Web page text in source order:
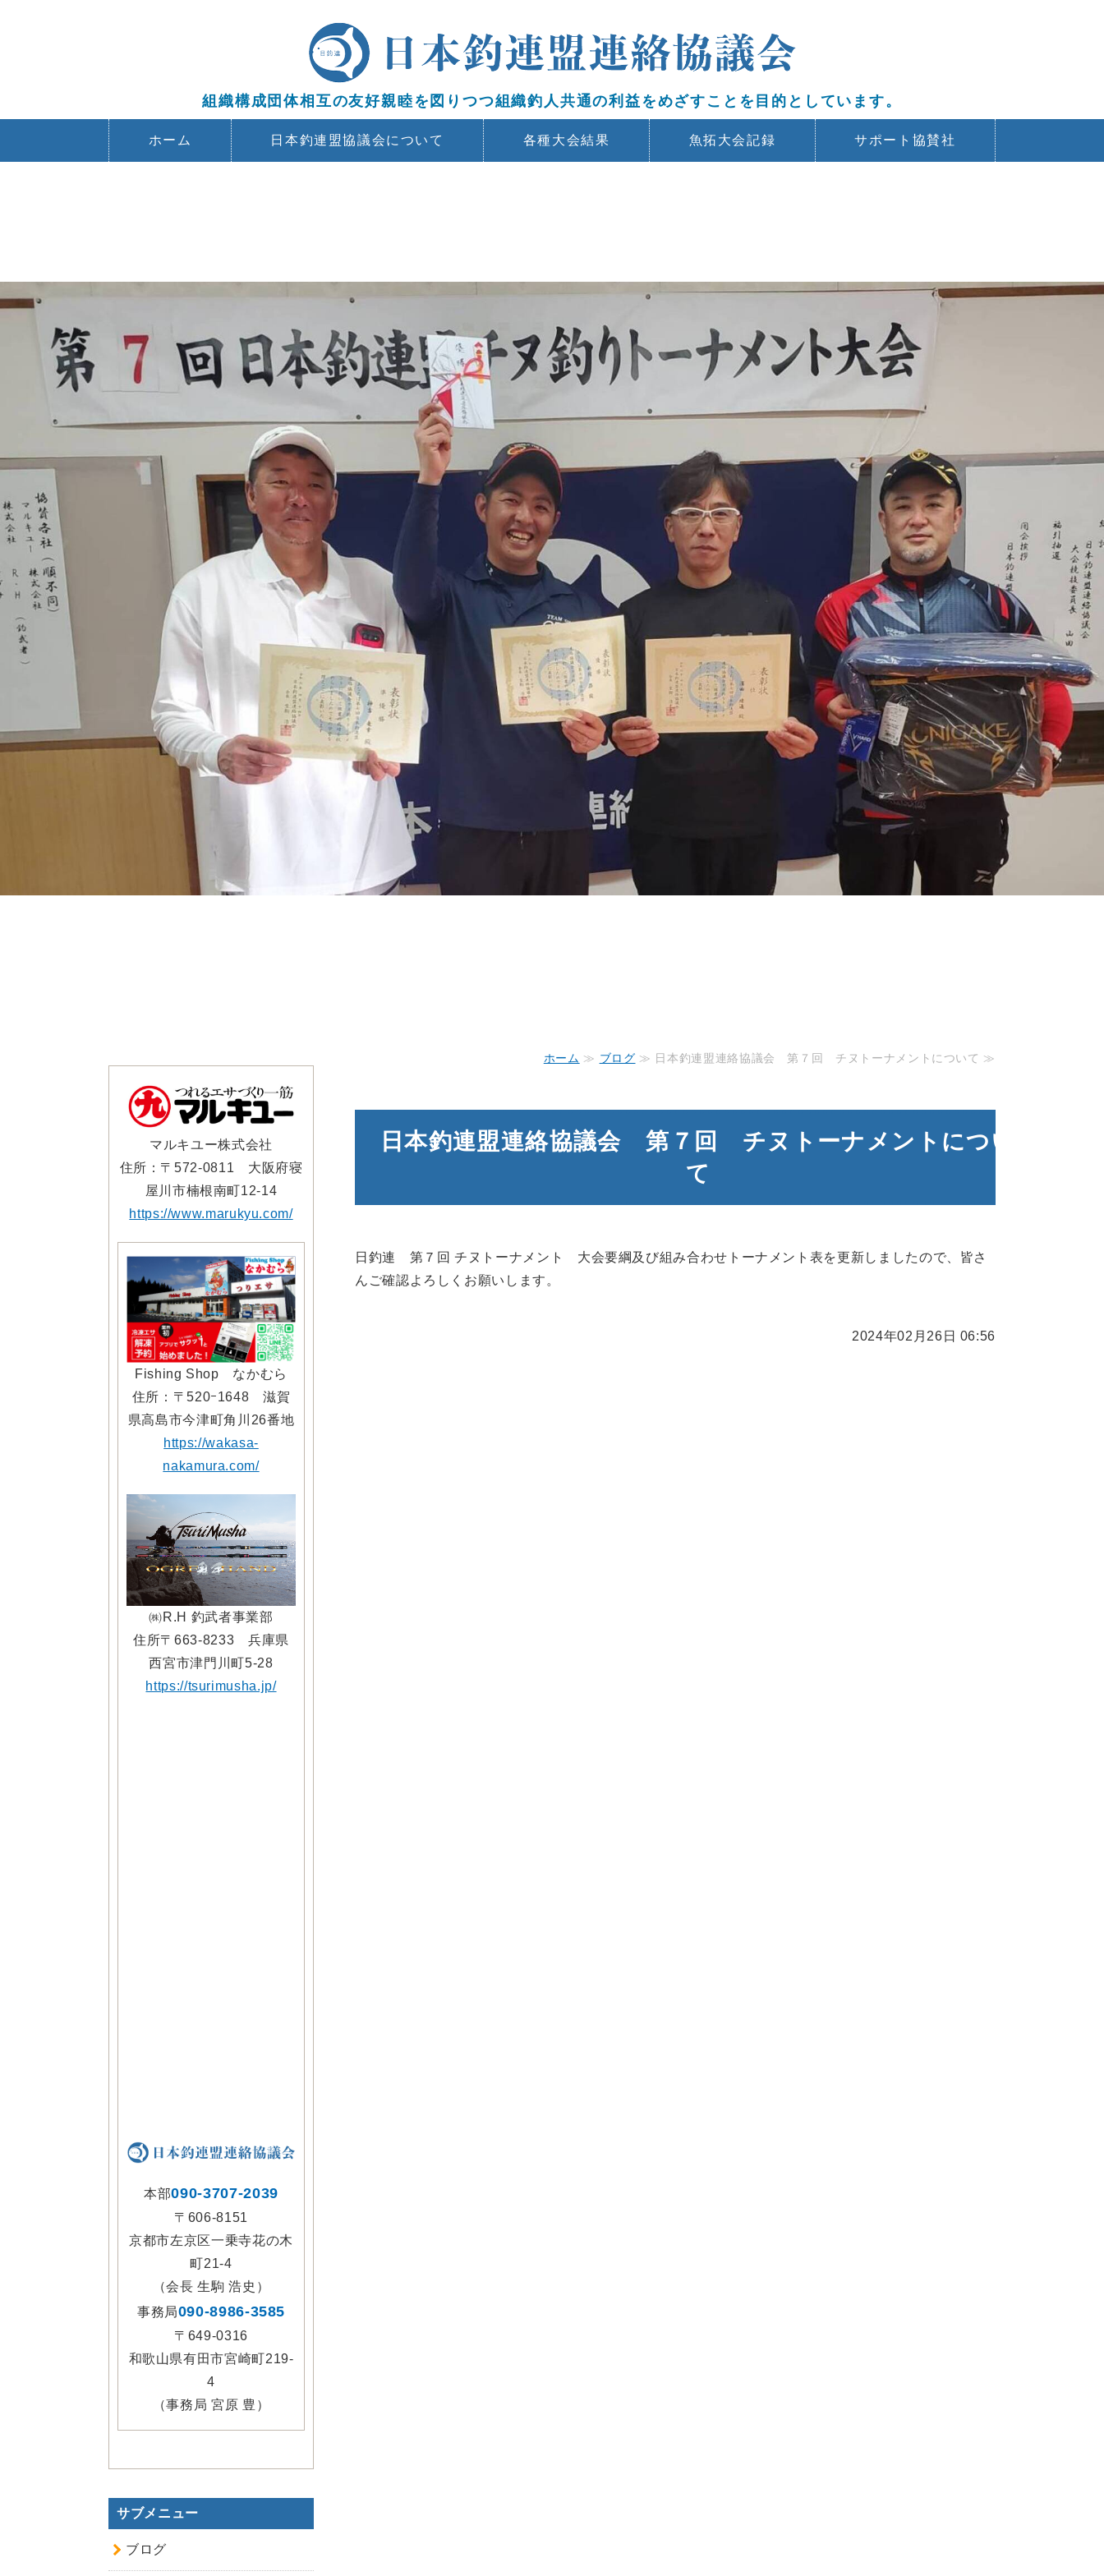
組織構成団体相互の友好親睦を図りつつ組織釣人共通の利益をめざすことを目的としています。
ホーム 日本釣連盟協議会について 各種大会結果 魚拓大会記録 サポート協賛社
ホーム ≫ ブログ ≫ 日本釣連盟連絡協議会 第７回 チヌトーナメントについて ≫
日本釣連盟連絡協議会 第７回 チヌトーナメントについ
て
日釣連 第７回 チヌトーナメント 大会要綱及び組み合わせトーナメント表を更新しましたので、皆さ
んご確認よろしくお願いします。
2024年02月26日 06:56
マルキユー株式会社
住所：〒572-0811 大阪府寝
屋川市楠根南町12-14
https://www.marukyu.com/
Fishing Shop なかむら
住所：〒520ｰ1648 滋賀
県高島市今津町角川26番地
https://wakasa-
nakamura.com/
㈱R.H 釣武者事業部
住所〒663-8233 兵庫県
西宮市津門川町5-28
https://tsurimusha.jp/
本部090-3707-2039
〒606-8151
京都市左京区一乗寺花の木
町21-4
（会長 生駒 浩史）
事務局090-8986-3585
〒649-0316
和歌山県有田市宮崎町219-
4
（事務局 宮原 豊）
サブメニュー
ブログ